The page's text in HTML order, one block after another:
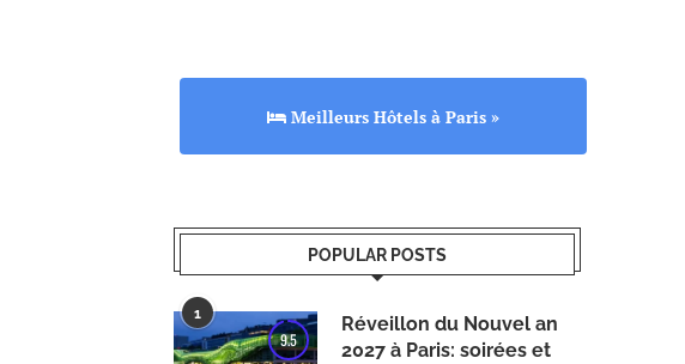
Meilleurs Hôtels à Paris »
POPULAR POSTS
1
9.5
Réveillon du Nouvel an
2027 à Paris: soirées et